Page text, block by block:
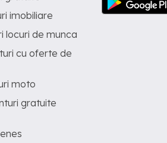
imobiliare
locuri de munca
cu oferte de
moto
gratuite